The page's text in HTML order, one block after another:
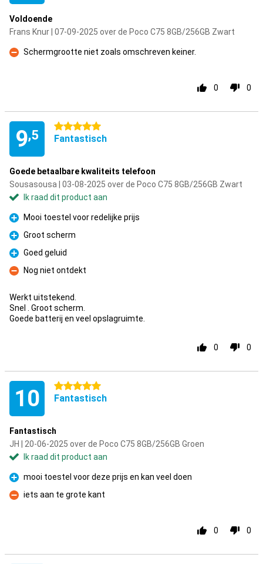
Voldoende
Frans Knur | 07-09-2025 over de Poco C75 8GB/256GB Zwart
Minpunt
Schermgrootte niet zoals omschreven keiner.
0 0
9,5
5 sterren
Fantastisch
Goede betaalbare kwaliteits telefoon
Sousasousa | 03-08-2025 over de Poco C75 8GB/256GB Zwart
Ik raad dit product aan
Pluspunt
Mooi toestel voor redelijke prijs
Pluspunt
Groot scherm
Pluspunt
Goed geluid
Minpunt
Nog niet ontdekt
Werkt uitstekend.
Snel . Groot scherm.
Goede batterij en veel opslagruimte.
0 0
10 5 sterren
Fantastisch
Fantastisch
JH | 20-06-2025 over de Poco C75 8GB/256GB Groen
Ik raad dit product aan
Pluspunt
mooi toestel voor deze prijs en kan veel doen
Minpunt
iets aan te grote kant
0 0